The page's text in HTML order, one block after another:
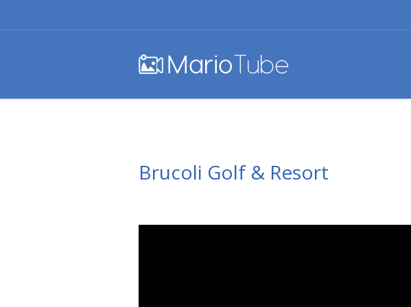
Brucoli Golf & Resort